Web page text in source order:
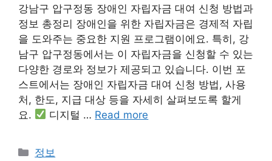
강남구 압구정동 장애인 자립자금 대여 신청 방법과
정보 총정리 장애인을 위한 자립자금은 경제적 자립
을 도와주는 중요한 지원 프로그램이에요. 특히, 강
남구 압구정동에서는 이 자립자금을 신청할 수 있는
다양한 경로와 정보가 제공되고 있습니다. 이번 포
스트에서는 장애인 자립자금 대여 신청 방법, 사용
처, 한도, 지급 대상 등을 자세히 살펴보도록 할게
요.
디지털 … Read more
Categories
정보